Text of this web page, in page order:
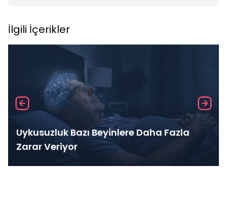
İlgili İçerikler
Uykusuzluk Bazı Beyinlere Daha Fazla
Zarar Veriyor